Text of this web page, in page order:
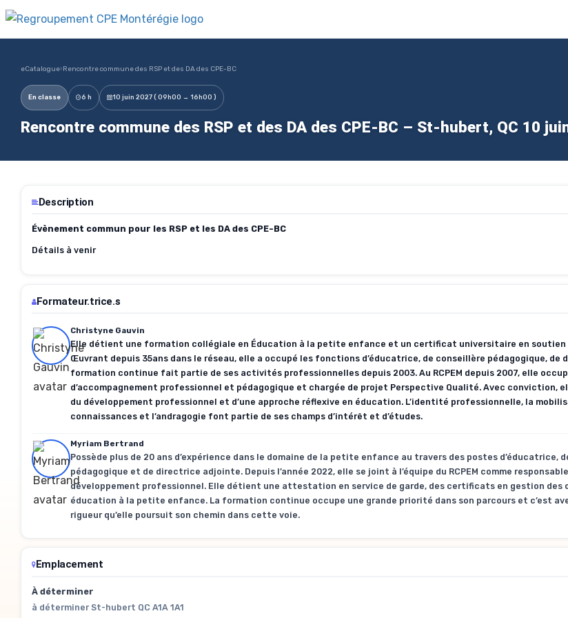
eCatalogue›Rencontre commune des RSP et des DA des CPE-BC
En classe 6 h 10 juin 2027 ( 09h00 → 16h00 )
Rencontre commune des RSP et des DA des CPE-BC – St-hubert, QC 10
Description
Évènement commun pour les RSP et les DA des CPE-BC
Détails à venir
Formateur.trice.s
Christyne Gauvin
Elle détient une formation collégiale en Éducation à la petite enfance et un certificat universitaire en soutien
Œuvrant depuis 35ans dans le réseau, elle a occupé les fonctions d’éducatrice, de conseillère pédagogique,
formation continue fait partie de ses activités professionnelles depuis 2003. Au RCPEM depuis 2007, elle
d’accompagnement professionnel et pédagogique et chargée de projet Perspective Qualité. Avec conviction,
du développement professionnel et d’une approche réflexive en éducation. L’identité professionnelle, la
connaissances et l’andragogie font partie de ses champs d’intérêt et d’études.
Myriam Bertrand
Possède plus de 20 ans d’expérience dans le domaine de la petite enfance au travers des postes d’éducatrice,
pédagogique et de directrice adjointe. Depuis l’année 2022, elle se joint à l’équipe du RCPEM comme
développement professionnel. Elle détient une attestation en service de garde, des certificats en gestion des
éducation à la petite enfance. La formation continue occupe une grande priorité dans son parcours et c’est
rigueur qu’elle poursuit son chemin dans cette voie.
Emplacement
À déterminer
à déterminer St-hubert QC A1A 1A1